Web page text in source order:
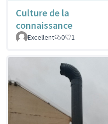
Culture de la
connaissance
Excellent
0 1